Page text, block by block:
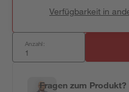
Verfügbarkeit in
Anzahl:
Fragen zum Produkt?